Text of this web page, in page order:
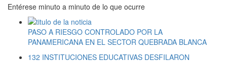
Entérese minuto a minuto de lo que ocurre
PASO A RIESGO CONTROLADO POR LA
PANAMERICANA EN EL SECTOR QUEBRADA BLANCA
132 INSTITUCIONES EDUCATIVAS DESFILARON